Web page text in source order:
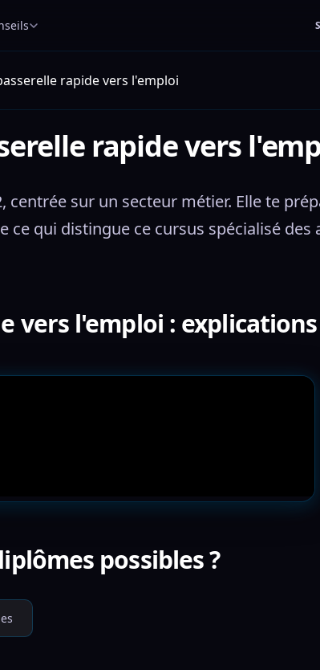
rapide vers l'emploi
rapide vers
sur un secteur métier. Elle te
qui distingue ce cursus spécialisé des
vers l'emploi :
possibles ?